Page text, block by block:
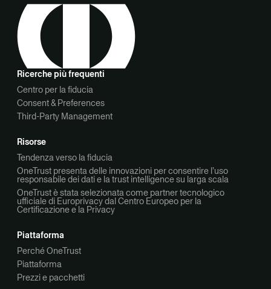
Ricerche più frequenti
Centro per la fiducia
Consent & Preferences
Third-Party Management
Risorse
Tendenza verso la fiducia
OneTrust presenta delle innovazioni per consentire l’uso
responsabile dei dati e la trust intelligence su larga scala
OneTrust è stata selezionata come partner tecnologico
ufficiale di Europrivacy dal Centro Europeo per la
Certificazione e la Privacy
Piattaforma
Perché OneTrust
Piattaforma
Prezzi e pacchetti